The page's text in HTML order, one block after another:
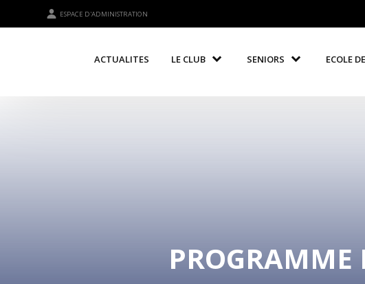
ESPACE D'ADMINISTRATION
ACTUALITES LE CLUB SENIORS ECOLE